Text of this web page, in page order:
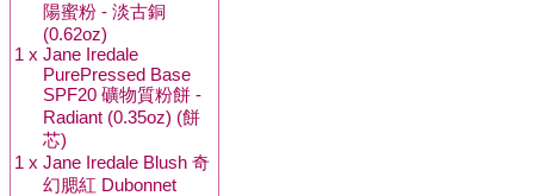
陽蜜粉 - 淡古銅
(0.62oz)
1 x Jane Iredale
PurePressed Base
SPF20 礦物質粉餅 -
Radiant (0.35oz) (餅
芯)
1 x Jane Iredale Blush 奇
幻腮紅 Dubonnet